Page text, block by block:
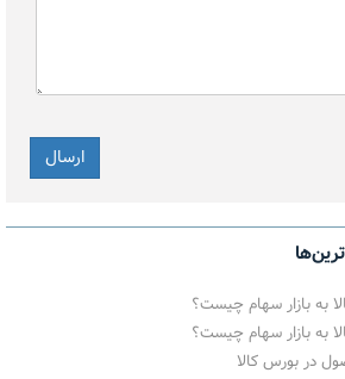
به بازار سهام چیست؟
به بازار سهام چیست؟